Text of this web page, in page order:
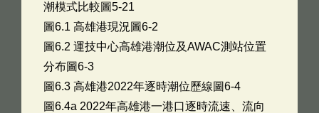
潮模式比較圖5-21
圖6.1 高雄港現況圖6-2
圖6.2 運技中心高雄港潮位及AWAC測站位置
分布圖6-3
圖6.3 高雄港2022年逐時潮位歷線圖6-4
圖6.4a 2022年高雄港一港口逐時流速、流向